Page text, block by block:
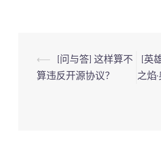
Post
navigation
⟵
[问与答] 这样算不
算违反开源协议？
[英
之焰